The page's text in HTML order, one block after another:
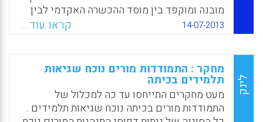
WhatsApp
Facebook
Email
מובנה ומוקפד בין מוסד ההכשרה האקדמי לבין
מסגרות ההתנסות המעשית. המודל מוצג על רקע
הביקורת הקיימת על המודלים המסורתיים
להכשרת מורים ועל רקע הטענה כי הכשרה
פרופסיונאלית צריכה להתמקד בחינוך ובאימון
לתפקידי חינוך והוראה בהיקף נרחב יותר
מהמקובל בתכניות ההכשרה המסורתיות ( שלומית
אבדור ) .
14-07-2013 קראו עוד...
לינק
מחקר : התמודדות מורים נוכח שגיאות
תלמידים בכיתה
מעט מחקרים התייחסו עד כה למכלול של
התמודדות מורים בכיתה נוכח שגיאות תלמידים .